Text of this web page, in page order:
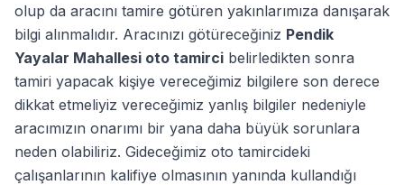
olup da aracını tamire götüren yakınlarımıza danışarak
bilgi alınmalıdır. Aracınızı götüreceğiniz Pendik
Yayalar Mahallesi oto tamirci belirledikten sonra
tamiri yapacak kişiye vereceğimiz bilgilere son derece
dikkat etmeliyiz vereceğimiz yanlış bilgiler nedeniyle
aracımızın onarımı bir yana daha büyük sorunlara
neden olabiliriz. Gideceğimiz oto tamircideki
çalışanlarının kalifiye olmasının yanında kullandığı